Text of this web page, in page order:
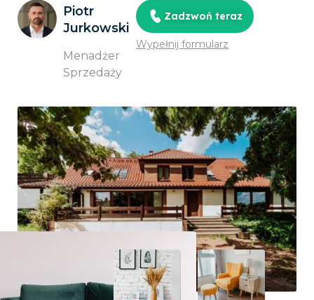
Piotr
Jurkowski
Menadżer
Sprzedaży
Zadzwoń teraz
Wypełnij formularz